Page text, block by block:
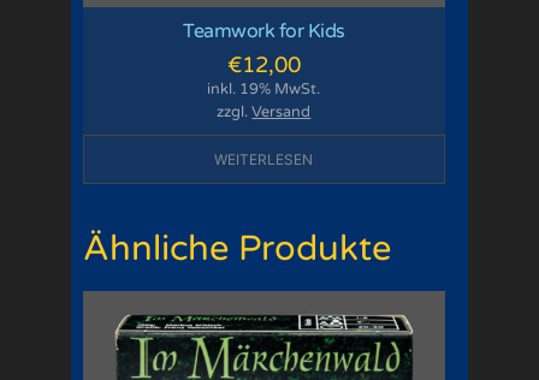
Teamwork for Kids
€12,00
inkl. 19% MwSt.
zzgl.Versand
WEITERLESEN
Ähnliche Produkte